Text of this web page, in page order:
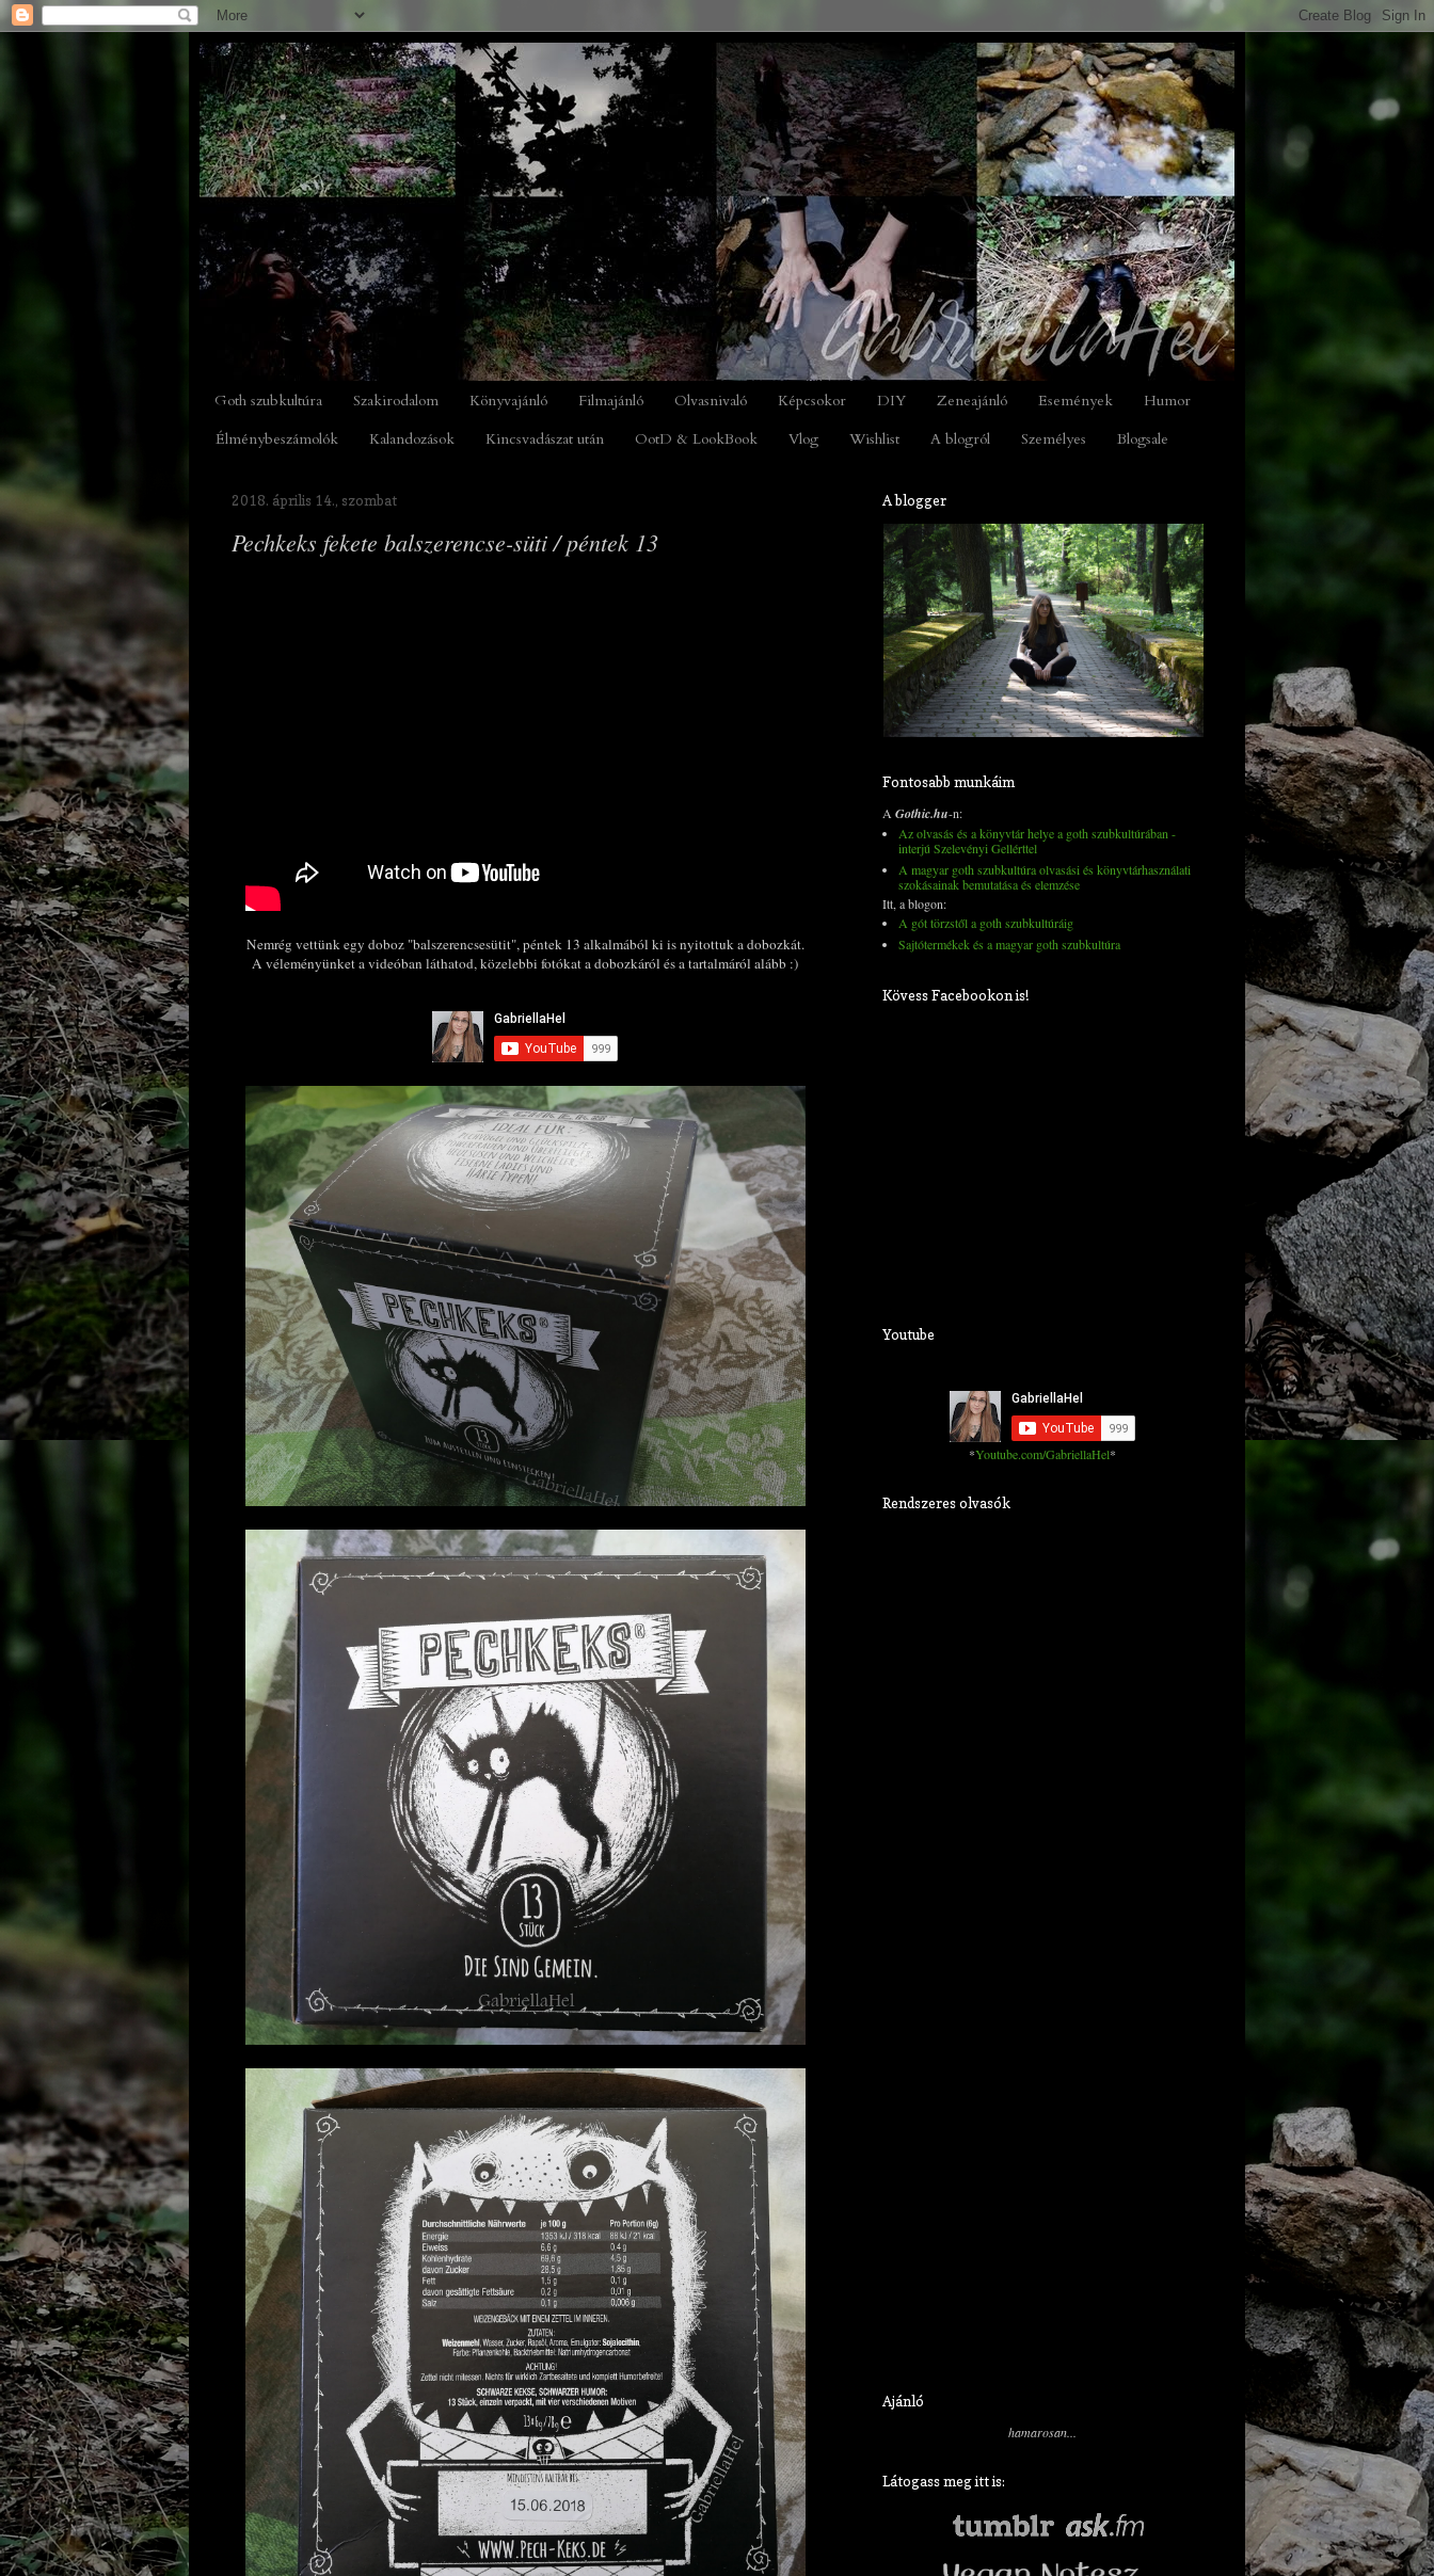
Goth szubkultúra Szakirodalom Könyvajánló Filmajánló Olvasnivaló Képcsokor DIY Zeneajánló Események
Humor
Élménybeszámolók
Kalandozások Kincsvadászat után OotD & LookBook Vlog Wishlist A blogról Személyes Blogsale
2018. április 14., szombat
Pechkeks fekete balszerencse-süti / péntek 13
Nemrég vettünk egy doboz "balszerencsesütit", péntek 13 alkalmából ki is nyitottuk a dobozkát.
A véleményünket a videóban láthatod, közelebbi fotókat a dobozkáról és a tartalmáról alább :)
A blogger
Fontosabb munkáim
A Gothic.hu-n:
Az olvasás és a könyvtár helye a goth szubkultúrában -
interjú Szelevényi Gellérttel
A magyar goth szubkultúra olvasási és könyvtárhasználati
szokásainak bemutatása és elemzése
Itt, a blogon:
A gót törzstől a goth szubkultúráig
Sajtótermékek és a magyar goth szubkultúra
Kövess Facebookon is!
Youtube
*Youtube.com/GabriellaHel*
Rendszeres olvasók
Ajánló
hamarosan...
Látogass meg itt is: